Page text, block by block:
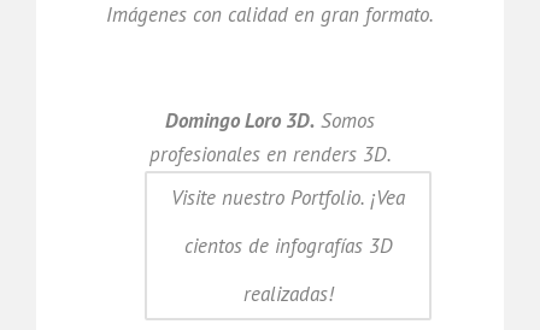
Imágenes con calidad en gran formato.
Domingo Loro 3D. Somos
profesionales en renders 3D.
Visite nuestro Portfolio. ¡Vea
cientos de infografías 3D
realizadas!